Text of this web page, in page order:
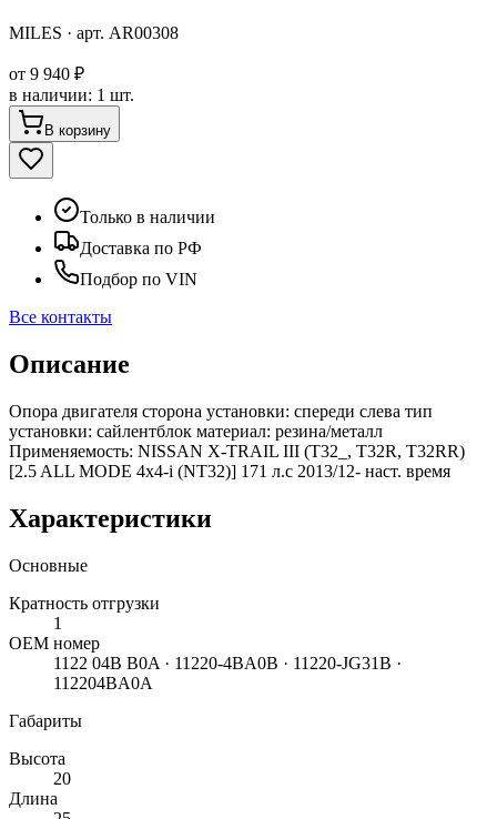
MILES · арт. AR00308
от 9 940 ₽
в наличии: 1 шт.
В корзину
Только в наличии
Доставка по РФ
Подбор по VIN
Все контакты
Описание
Опора двигателя сторона установки: спереди слева тип
установки: сайлентблок материал: резина/металл
Применяемость: NISSAN X-TRAIL III (T32_, T32R, T32RR)
[2.5 ALL MODE 4x4-i (NT32)] 171 л.с 2013/12- наст. время
Характеристики
Основные
Кратность отгрузки
1
ОЕМ номер
1122 04B B0A · 11220-4BA0B · 11220-JG31B ·
112204BA0A
Габариты
Высота
20
Длина